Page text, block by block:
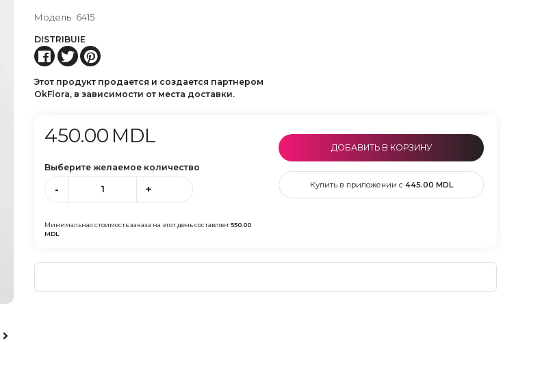
Модель 6415
DISTRIBUIE
Этот продукт продается и создается партнером
OkFlora, в зависимости от места доставки.
450.00 MDL
Выберите желаемое количество
- +
Минимальная стоимость заказа на этот день составляет550.00
MDL
ДОБАВИТЬ В КОРЗИНУ
Купить в приложении с 445.00 MDL